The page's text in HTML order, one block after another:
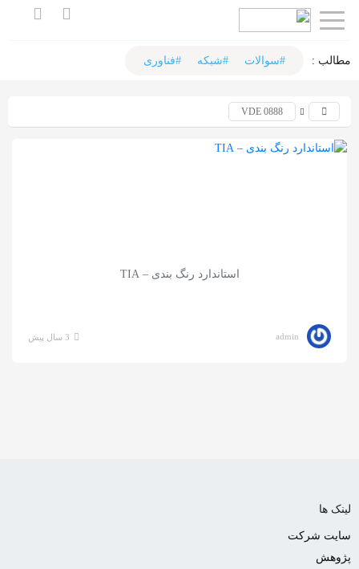
اشتراک
استفاده
از
خود
مطالب :‌ #سوالات #شبکه #فناوری
VDE 0888
استاندارد رنگ بندی – TIA
admin 3 سال پیش
لینک ها
سایت شرکت
پژوهش